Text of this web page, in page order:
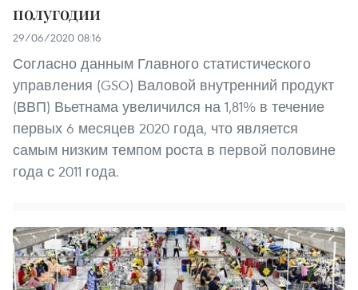
полугодии
29/06/2020 08:16
Согласно данным Главного статистического
управления (GSO) Валовой внутренний продукт
(ВВП) Вьетнама увеличился на 1,81% в течение
первых 6 месяцев 2020 года, что является
самым низким темпом роста в первой половине
года с 2011 года.